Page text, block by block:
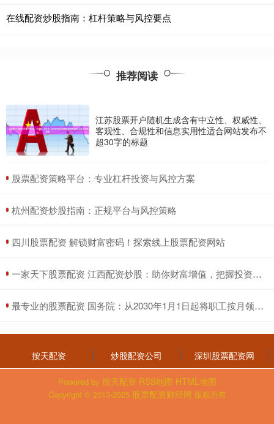
在线配资炒股指南：杠杆策略与风控要点
推荐阅读
江苏股票开户随机生成含有中立性、权威性、
客观性、合规性和信息实用性适合网站发布不
超30字的标题
​股票配资策略平台：专业杠杆投资与风控方案
​杭州配资炒股指南：正规平台与风控策略
​四川股票配资 解锁财富密码！探索线上股票配资网站
​一家天下股票配资 江西配资炒股：助你财富增值，把握投资机遇
​最专业的股票配资 国务院：从2030年1月1日起将职工按月领取基本养老金最低缴费年限由十五年逐步提高至二十年，每年提高六个月
按天配资 炒股配资公司 深圳股票配资网
Powered by 按天配资 RSS地图 HTML地图
Copyright © 2013-2025 股票配资财经网 版权所有